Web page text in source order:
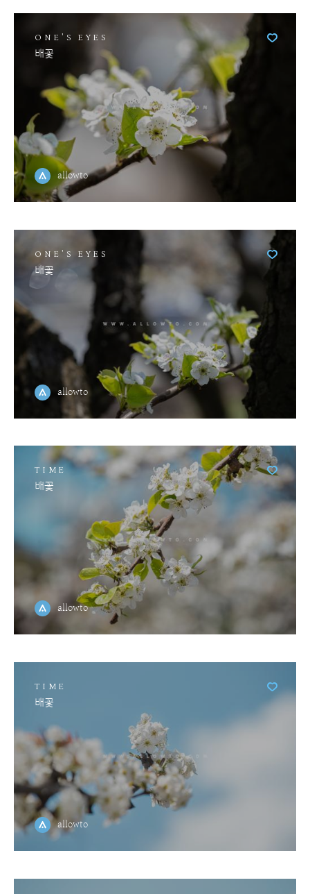
ONE'S EYES
배꽃
allowto
ONE'S EYES
배꽃
allowto
TIME
배꽃
allowto
TIME
배꽃
allowto